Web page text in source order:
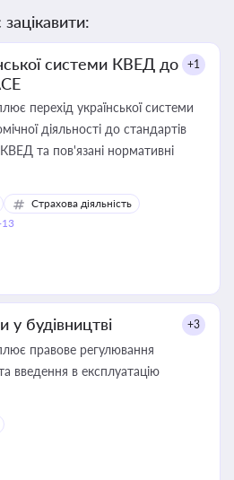
системи КВЕД до
+1
перехід української системи
діяльності до стандартів
та пов'язані нормативні
Страхова діяльність
у будівництві +3
правове регулювання
введення в експлуатацію